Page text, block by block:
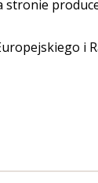
stronie
i